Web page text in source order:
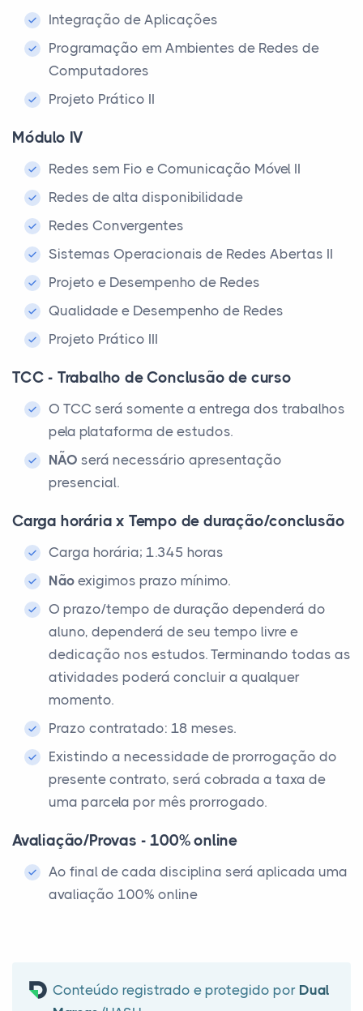
Integração de Aplicações
Programação em Ambientes de Redes de
Computadores
Projeto Prático II
Módulo IV
Redes sem Fio e Comunicação Móvel II
Redes de alta disponibilidade
Redes Convergentes
Sistemas Operacionais de Redes Abertas II
Projeto e Desempenho de Redes
Qualidade e Desempenho de Redes
Projeto Prático III
TCC - Trabalho de Conclusão de curso
O TCC será somente a entrega dos trabalhos
pela plataforma de estudos.
NÃO será necessário apresentação
presencial.
Carga horária x Tempo de duração/conclusão
Carga horária; 1.345 horas
Não exigimos prazo mínimo.
O prazo/tempo de duração dependerá do
aluno, dependerá de seu tempo livre e
dedicação nos estudos. Terminando todas as
atividades poderá concluir a qualquer
momento.
Prazo contratado: 18 meses.
Existindo a necessidade de prorrogação do
presente contrato, será cobrada a taxa de
uma parcela por mês prorrogado.
Avaliação/Provas - 100% online
Ao final de cada disciplina será aplicada uma
avaliação 100% online
Conteúdo registrado e protegido por Dual